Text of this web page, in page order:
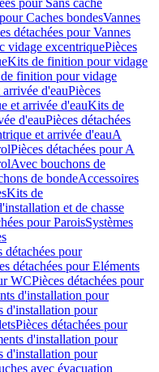
pour Sans cache
Caches bondesVannes
détachées pour Vannes
vidage excentriquePièces
Kits de finition pour vidage
finition pour vidage
d'eauPièces
et arrivée d'eauKits de
d'eauPièces détachées
et arrivée d'eauA
Pièces détachées pour A
Avec bouchons de
de bondeAccessoires
Kits de
et de chasse
pour ParoisSystèmes
détachées pour
détachées pour Eléments
WCPièces détachées pour
d'installation pour
d'installation pour
Pièces détachées pour
d'installation pour
d'installation pour
avec évacuation